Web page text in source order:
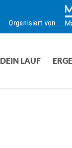
DEIN LAUF